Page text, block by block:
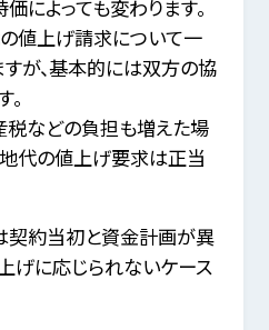
によっても変わります。
値上げ請求について一
が、基本的には双方の協
などの負担も増えた場
地代の値上げ要求は正当
契約当初と資金計画が異
げに応じられないケース